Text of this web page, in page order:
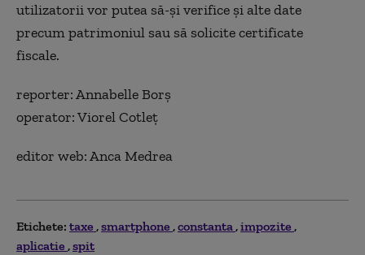
utilizatorii vor putea să-şi verifice şi alte date
precum patrimoniul sau să solicite certificate
fiscale.
reporter: Annabelle Borş
operator: Viorel Cotleţ
editor web: Anca Medrea
Etichete: taxe smartphone constanta impozite
aplicatie spit